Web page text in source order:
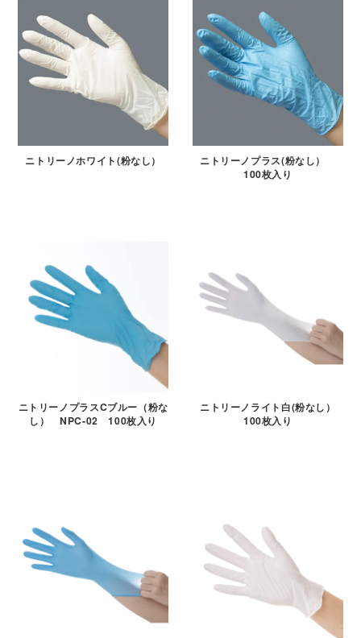
ニトリーノホワイト(粉なし）
ニトリーノプラス(粉なし）
100枚入り
ニトリーノプラスCブルー（粉な
し） NPC-02 100枚入り
ニトリーノライト白(粉なし）
100枚入り